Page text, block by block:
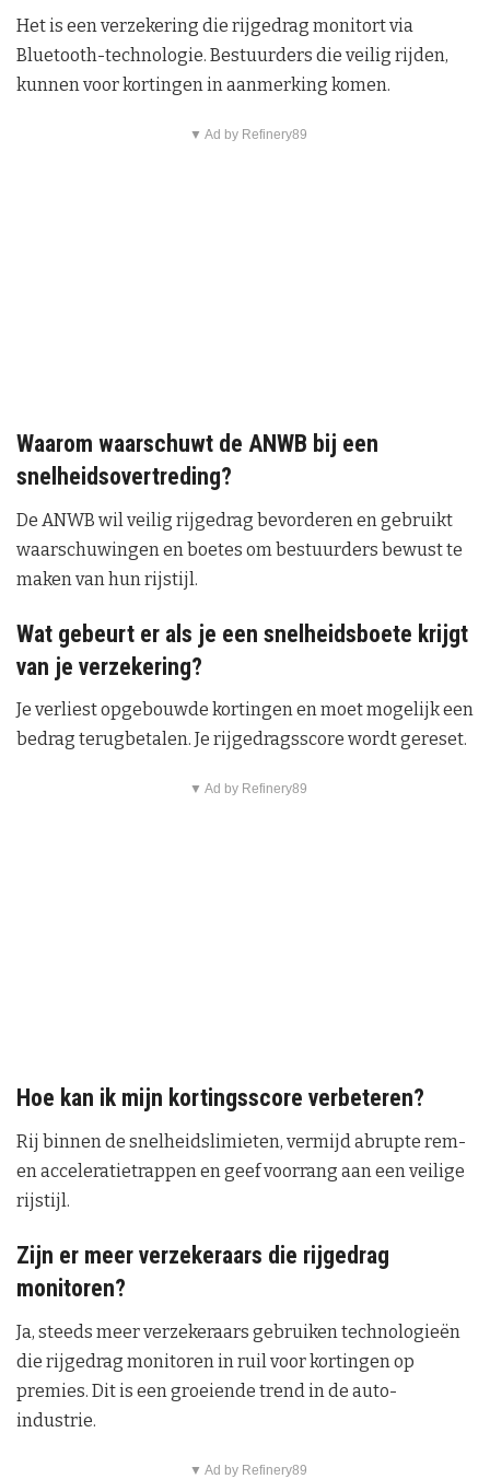
Het is een verzekering die rijgedrag monitort via
Bluetooth-technologie. Bestuurders die veilig rijden,
kunnen voor kortingen in aanmerking komen.
▼ Ad by Refinery89
Waarom waarschuwt de ANWB bij een
snelheidsovertreding?
De ANWB wil veilig rijgedrag bevorderen en gebruikt
waarschuwingen en boetes om bestuurders bewust te
maken van hun rijstijl.
Wat gebeurt er als je een snelheidsboete krijgt
van je verzekering?
Je verliest opgebouwde kortingen en moet mogelijk een
bedrag terugbetalen. Je rijgedragsscore wordt gereset.
▼ Ad by Refinery89
Hoe kan ik mijn kortingsscore verbeteren?
Rij binnen de snelheidslimieten, vermijd abrupte rem-
en acceleratietrappen en geef voorrang aan een veilige
rijstijl.
Zijn er meer verzekeraars die rijgedrag
monitoren?
Ja, steeds meer verzekeraars gebruiken technologieën
die rijgedrag monitoren in ruil voor kortingen op
premies. Dit is een groeiende trend in de auto-
industrie.
▼ Ad by Refinery89